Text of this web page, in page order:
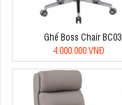
Ghế Boss Chair BC03
4.000.000 VNĐ